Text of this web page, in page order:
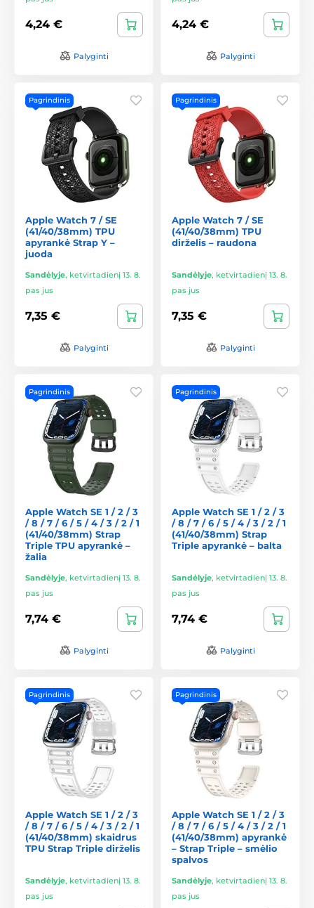
4,24 €
Palyginti
4,24 €
Palyginti
Pagrindinis
Apple Watch 7 / SE
(41/40/38mm) TPU
apyrankė Strap Y –
juoda
Sandėlyje, ketvirtadienį 13. 8.
pas jus
7,35 €
Palyginti
Pagrindinis
Apple Watch 7 / SE
(41/40/38mm) TPU
dirželis – raudona
Sandėlyje, ketvirtadienį 13. 8.
pas jus
7,35 €
Palyginti
Pagrindinis
Apple Watch SE 1 / 2 / 3
/ 8 / 7 / 6 / 5 / 4 / 3 / 2 / 1
(41/40/38mm) Strap
Triple TPU apyrankė –
žalia
Sandėlyje, ketvirtadienį 13. 8.
pas jus
7,74 €
Palyginti
Pagrindinis
Apple Watch SE 1 / 2 / 3
/ 8 / 7 / 6 / 5 / 4 / 3 / 2 / 1
(41/40/38mm) Strap
Triple apyrankė – balta
Sandėlyje, ketvirtadienį 13. 8.
pas jus
7,74 €
Palyginti
Pagrindinis
Apple Watch SE 1 / 2 / 3
/ 8 / 7 / 6 / 5 / 4 / 3 / 2 / 1
(41/40/38mm) skaidrus
TPU Strap Triple dirželis
Sandėlyje, ketvirtadienį 13. 8.
pas jus
Pagrindinis
Apple Watch SE 1 / 2 / 3
/ 8 / 7 / 6 / 5 / 4 / 3 / 2 / 1
(41/40/38mm) apyrankė
– Strap Triple – smėlio
spalvos
Sandėlyje, ketvirtadienį 13. 8.
pas jus